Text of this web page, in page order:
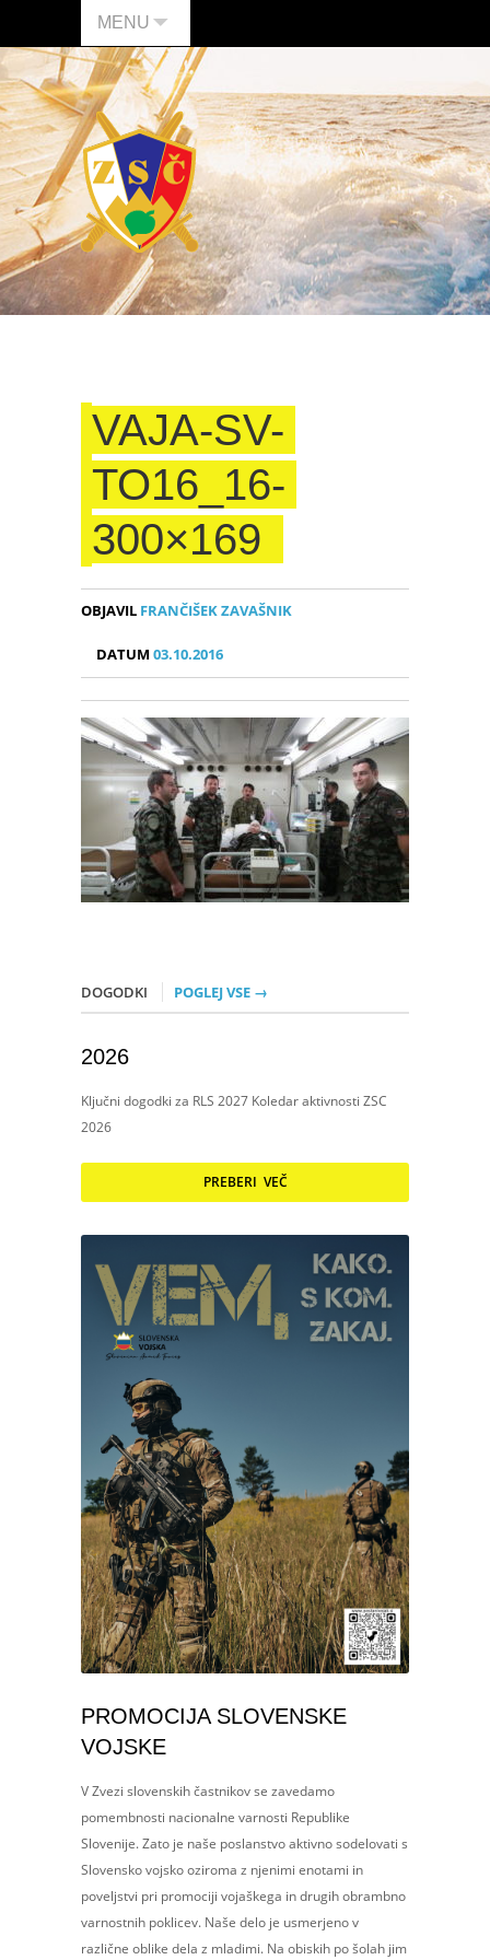
MENU
VAJA-SV-
TO16_16-
300×169
OBJAVIL FRANČIŠEK ZAVAŠNIK
DATUM03.10.2016
DOGODKI POGLEJ VSE →
2026
Ključni dogodki za RLS 2027 Koledar aktivnosti ZSC
2026
PREBERI VEČ
PROMOCIJA SLOVENSKE
VOJSKE
V Zvezi slovenskih častnikov se zavedamo
pomembnosti nacionalne varnosti Republike
Slovenije. Zato je naše poslanstvo aktivno sodelovati s
Slovensko vojsko oziroma z njenimi enotami in
poveljstvi pri promociji vojaškega in drugih obrambno
varnostnih poklicev. Naše delo je usmerjeno v
različne oblike dela z mladimi. Na obiskih po šolah jim